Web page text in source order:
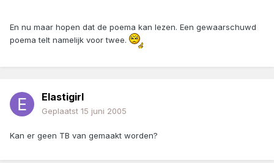
En nu maar hopen dat de poema kan lezen. Een gewaarschuwd
poema telt namelijk voor twee.
Elastigirl
Geplaatst 15 juni 2005
Kan er geen TB van gemaakt worden?